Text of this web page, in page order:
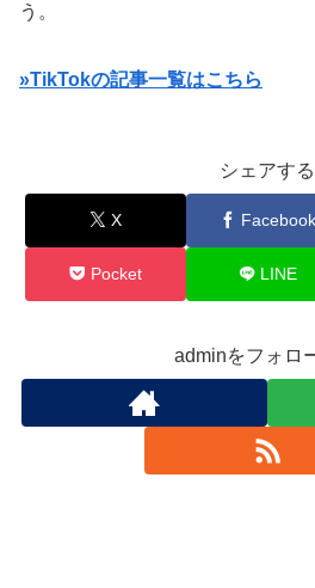
う。
»TikTokの記事一覧はこちら
シェアする
X Facebook
Pocket LINE
adminをフォロ